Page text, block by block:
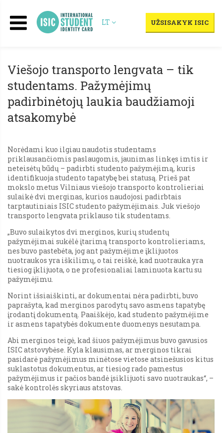
LT UŽSISAKYK ISIC
Viešojo transporto lengvata – tik
studentams. Pažymėjimų
padirbinėtojų laukia baudžiamoji
atsakomybė
Norėdami kuo ilgiau naudotis studentams
priklausančiomis paslaugomis, jaunimas linkęs imtis ir
neteisėtų būdų – padirbti studento pažymėjimą, kuris
identifikuoja studento tapatybę bei statusą. Prieš pat
mokslo metus Vilniaus viešojo transporto kontrolieriai
sulaikė dvi merginas, kurios naudojosi padirbtais
tarptautiniais ISIC studento pažymėjimais. Juk viešojo
transporto lengvata priklauso tik studentams.
„Buvo sulaikytos dvi merginos, kurių studentų
pažymėjimai sukėlė įtarimą transporto kontrolieriams,
nes buvo pastebėta, jog ant pažymėjime įklijuotos
nuotraukos yra iškilimų, o tai reiškė, kad nuotrauka yra
tiesiog įklijuota, o ne profesionaliai laminuota kartu su
pažymėjimu.
Norint išsiaiškinti, ar dokumentai nėra padirbti, buvo
paprašyta, kad merginos parodytų savo asmens tapatybę
įrodantį dokumentą. Paaiškėjo, kad studento pažymėjime
ir asmens tapatybės dokumente duomenys nesutampa.
Abi merginos teigė, kad šiuos pažymėjimus buvo gavusios
ISIC atstovybėse. Kyla klausimas, ar merginos tikrai
pasidarė pažymėjimus minėtose vietose atsinešusios kitus
suklastotus dokumentus, ar tiesiog rado pamestus
pažymėjimus ir pačios bandė įsiklijuoti savo nuotraukas“, –
sakė kontrolės skyriaus atstovas.